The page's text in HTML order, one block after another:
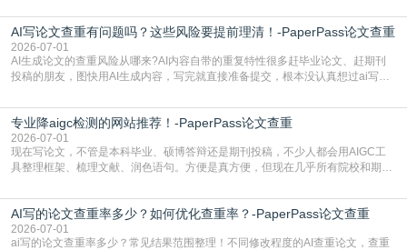
怕是已经入行的科研人员，不少人也搞不清降aigc检测是啥，对相关要求摸不
准。其实，降aigc检测是伴随AIGC工具在学术领域普及诞生的新需求，核心是为
了满足现在高校、期刊对AI生
AI写论文查重有问题吗？这些风险要提前理清！-PaperPass论文查重
2026-07-01
AI生成论文的查重风险从哪来?AI内容自带的重复特性很多赶毕业论文、赶期刊
投稿的朋友，图快用AI生成内容，写完就直接准备提交，根本没认真想过ai写论
自带不可忽视的查重风险。AI训练依赖海量公开的文本数据，生成内容本质是基
于训练数据的概率拼接，不是从零开始的原创创作。生成过程中，很容易复用已
有的高频公共表述，甚至直接拼接已经公开
专业降aigc检测的网站推荐！-PaperPass论文查重
2026-07-01
现在写论文，不管是本科毕业、硕博答辩还是期刊投稿，不少人都会用AIGC工
具整理框架、梳理文献、润色语句。方便是真方便，但现在几乎所有院校和期刊
五遍还是过不了预检测的大有人在，这时候，找到靠谱的降AIGC检测率的网
站，就能少走好多弯路。PaperPass：守护学术原创性的智能伙伴AIGC生成内
容的学术合规痛点去年帮一个本科师弟改
AI写的论文查重率多少？如何优化查重率？-PaperPass论文查重
2026-07-01
ai写的论文查重率多少？常见结果范围整理！不同修改程度的AI查重论文，查重